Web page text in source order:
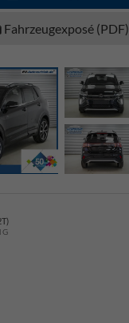
Fahrzeugexposé (PDF)